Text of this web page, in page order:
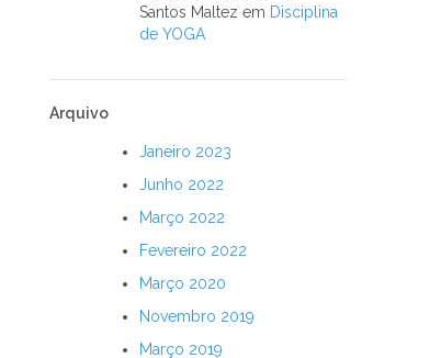
Santos Maltez em Disciplina
de YOGA
Arquivo
Janeiro 2023
Junho 2022
Março 2022
Fevereiro 2022
Março 2020
Novembro 2019
Março 2019